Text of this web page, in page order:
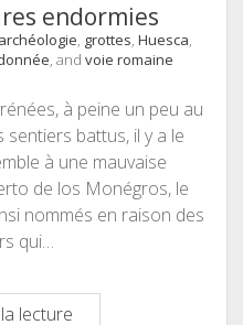
endormies
archéologie, grottes, Huesca,
, and voie romaine
à peine un peu au
battus, il y a le
à une mauvaise
de los Monégros, le
nommés en raison des
qui…
lectureDésert